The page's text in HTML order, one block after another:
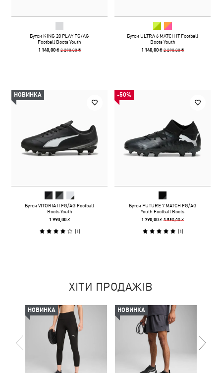
Бутси KING 20 PLAY FG/AG
Football Boots Youth
1 140,00 ₴2 290,00 ₴
Бутси ULTRA 6 MATCH IT Football
Boots Youth
1 140,00 ₴2 290,00 ₴
НОВИНКА
Бутси VITORIA II FG/AG Football
Boots Youth
1 990,00 ₴
(1)
-50%
Бутси FUTURE 7 MATCH FG/AG
Youth Football Boots
1 790,00 ₴3 590,00 ₴
(1)
ХІТИ ПРОДАЖІВ
НОВИНКА НОВИНКА